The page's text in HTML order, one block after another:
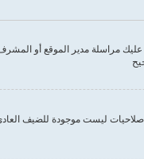
مراسلة مدير الموقع أو
ليست موجودة للضيف